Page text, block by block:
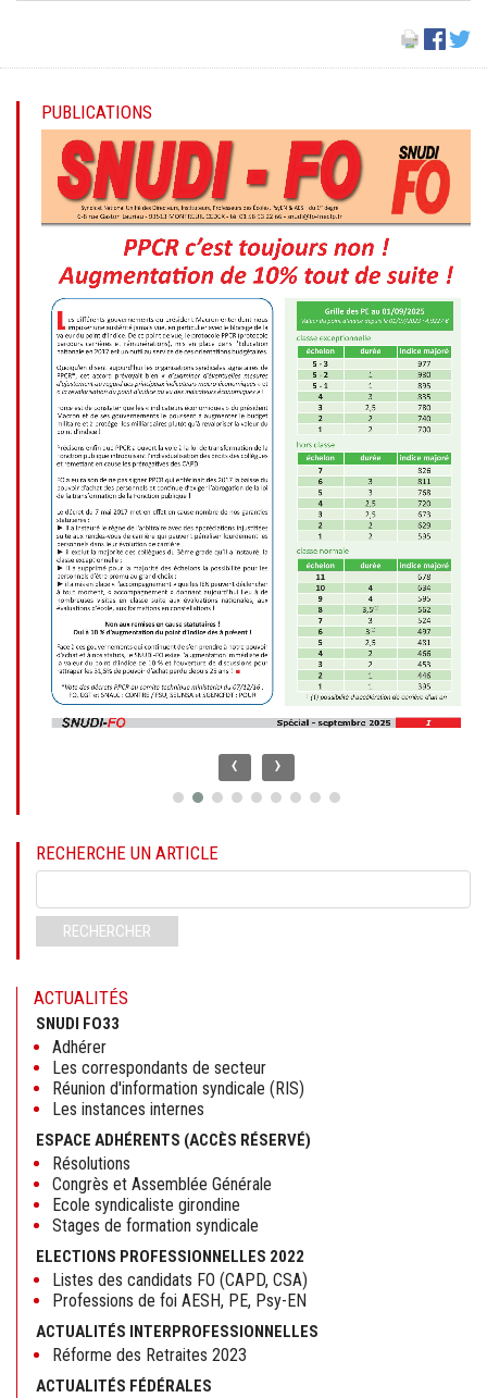
PUBLICATIONS
‹ ›
RECHERCHE UN ARTICLE
clés
RECHERCHER
ACTUALITÉS
SNUDI FO33
Adhérer
Les correspondants de secteur
Réunion d'information syndicale (RIS)
Les instances internes
ESPACE ADHÉRENTS (ACCÈS RÉSERVÉ)
Résolutions
Congrès et Assemblée Générale
Ecole syndicaliste girondine
Stages de formation syndicale
ELECTIONS PROFESSIONNELLES 2022
Listes des candidats FO (CAPD, CSA)
Professions de foi AESH, PE, Psy-EN
ACTUALITÉS INTERPROFESSIONNELLES
Réforme des Retraites 2023
ACTUALITÉS FÉDÉRALES